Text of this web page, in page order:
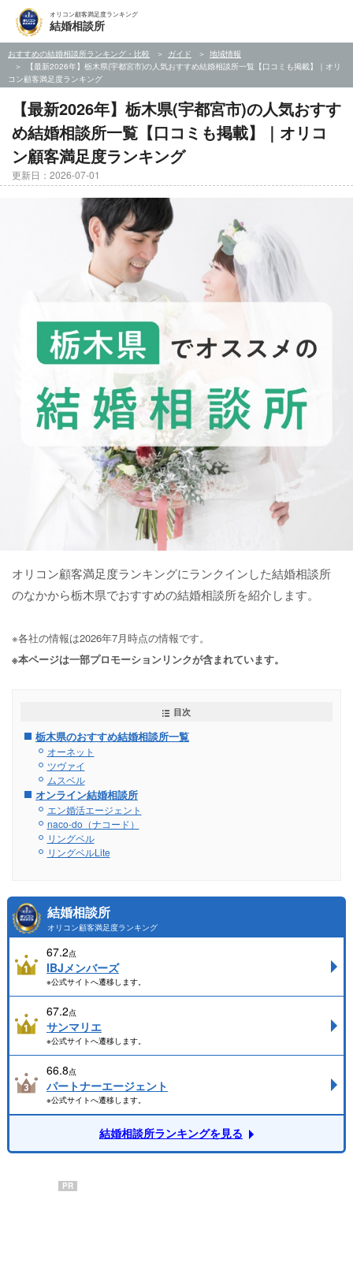
オリコン顧客満足度ランキング
結婚相談所
おすすめの結婚相談所ランキング・比較 ガイド
地域情報
【最新2026年】栃木県(宇都宮市)の人気おすすめ結婚相談所一覧【口コミも掲載】｜オリ
コン顧客満足度ランキング
【最新2026年】栃木県(宇都宮市)の人気おすす
め結婚相談所一覧【口コミも掲載】｜オリコ
ン顧客満足度ランキング
更新日：2026-07-01
オリコン顧客満足度ランキングにランクインした結婚相談所
のなかから栃木県でおすすめの結婚相談所を紹介します。
※各社の情報は2026年7月時点の情報です。
※本ページは一部プロモーションリンクが含まれています。
目次
栃木県のおすすめ結婚相談所一覧
オーネット
ツヴァイ
ムスベル
オンライン結婚相談所
エン婚活エージェント
naco-do（ナコード）
リングベル
リングベルLite
結婚相談所
オリコン顧客満足度ランキング
67.2点
IBJメンバーズ
※公式サイトへ遷移します。
67.2点
サンマリエ
※公式サイトへ遷移します。
66.8点
パートナーエージェント
※公式サイトへ遷移します。
結婚相談所ランキングを見る
PR